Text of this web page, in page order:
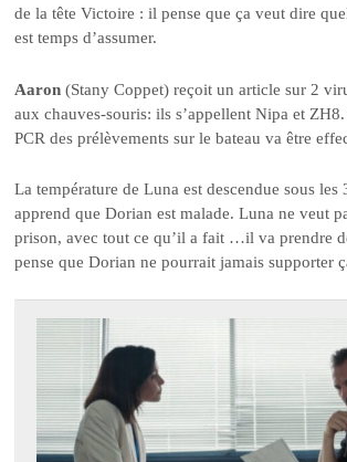
de la tête Victoire : il pense que ça veut dire
est temps d’assumer.
Aaron(Stany Coppet) reçoit un article sur 2
aux chauves-souris: ils s’appellent Nipa et
PCR des prélèvements sur le bateau va être
La température de Luna est descendue sous les
apprend que Dorian est malade. Luna ne veut
prison, avec tout ce qu’il a fait …il va prendre
pense que Dorian ne pourrait jamais supporter